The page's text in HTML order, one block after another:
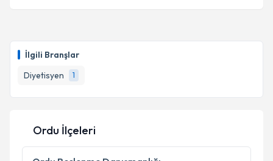
İlgili Branşlar
Diyetisyen
1
Ordu İlçeleri